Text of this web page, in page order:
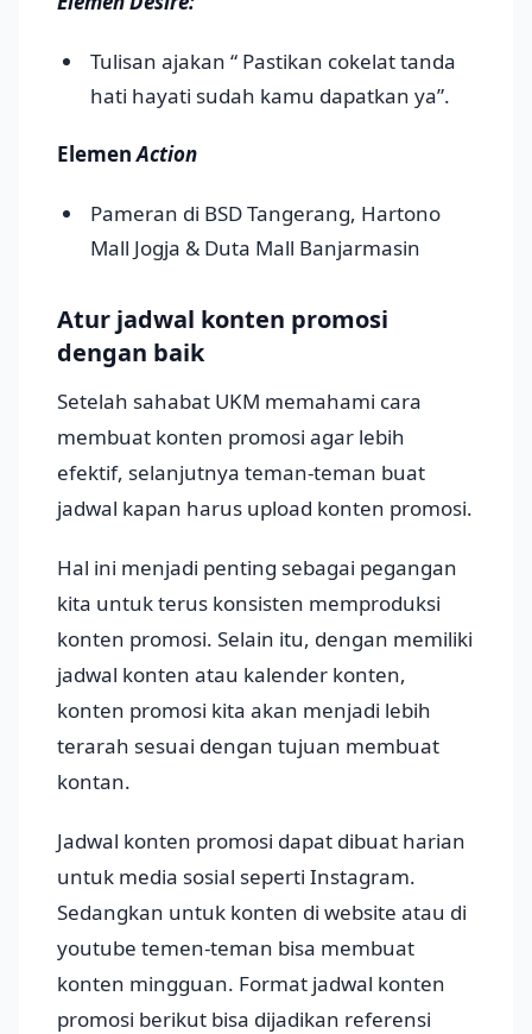
Tulisan ajakan “ Pastikan cokelat tanda
hati hayati sudah kamu dapatkan ya”.
ElemenAction
Pameran di BSD Tangerang, Hartono
Mall Jogja & Duta Mall Banjarmasin
Atur jadwal konten promosi
dengan baik
Setelah sahabat UKM memahami cara
membuat konten promosi agar lebih
efektif, selanjutnya teman-teman buat
jadwal kapan harus upload konten promosi.
Hal ini menjadi penting sebagai pegangan
kita untuk terus konsisten memproduksi
konten promosi. Selain itu, dengan memiliki
jadwal konten atau kalender konten,
konten promosi kita akan menjadi lebih
terarah sesuai dengan tujuan membuat
kontan.
Jadwal konten promosi dapat dibuat harian
untuk media sosial seperti Instagram.
Sedangkan untuk konten di website atau di
youtube temen-teman bisa membuat
konten mingguan. Format jadwal konten
promosi berikut bisa dijadikan referensi